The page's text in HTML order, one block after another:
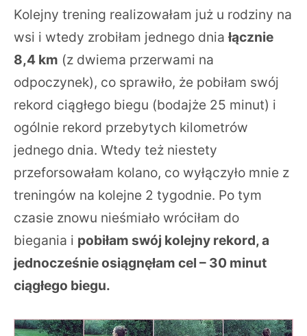
Kolejny trening realizowałam już u rodziny na
wsi i wtedy zrobiłam jednego dniałącznie
8,4 km (z dwiema przerwami na
odpoczynek), co sprawiło, że pobiłam swój
rekord ciągłego biegu (bodajże 25 minut) i
ogólnie rekord przebytych kilometrów
jednego dnia. Wtedy też niestety
przeforsowałam kolano, co wyłączyło mnie z
treningów na kolejne 2 tygodnie. Po tym
czasie znowu nieśmiało wróciłam do
biegania i pobiłam swój kolejny rekord, a
jednocześnie osiągnęłam cel – 30 minut
ciągłego biegu.